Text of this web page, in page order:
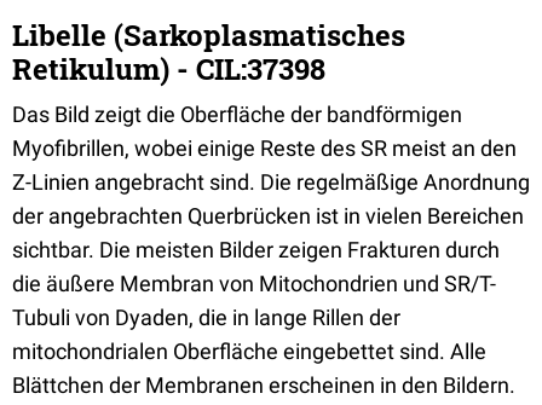
Libelle (Sarkoplasmatisches
Retikulum) - CIL:37398
Das Bild zeigt die Oberfläche der bandförmigen
Myofibrillen, wobei einige Reste des SR meist an den
Z-Linien angebracht sind. Die regelmäßige Anordnung
der angebrachten Querbrücken ist in vielen Bereichen
sichtbar. Die meisten Bilder zeigen Frakturen durch
die äußere Membran von Mitochondrien und SR/T-
Tubuli von Dyaden, die in lange Rillen der
mitochondrialen Oberfläche eingebettet sind. Alle
Blättchen der Membranen erscheinen in den Bildern.